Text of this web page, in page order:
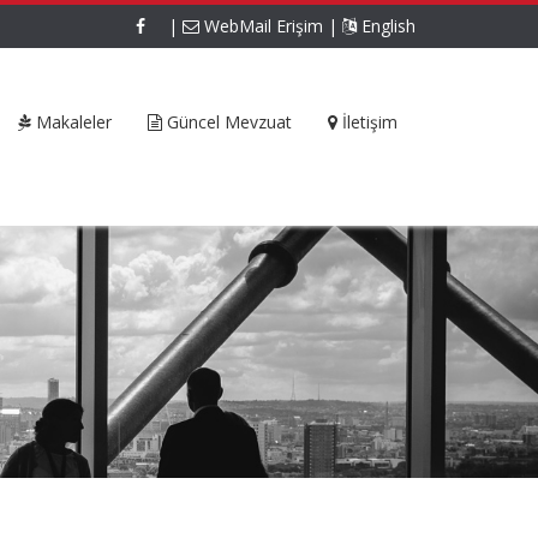
| WebMail Erişim | English
Makaleler Güncel Mevzuat İletişim